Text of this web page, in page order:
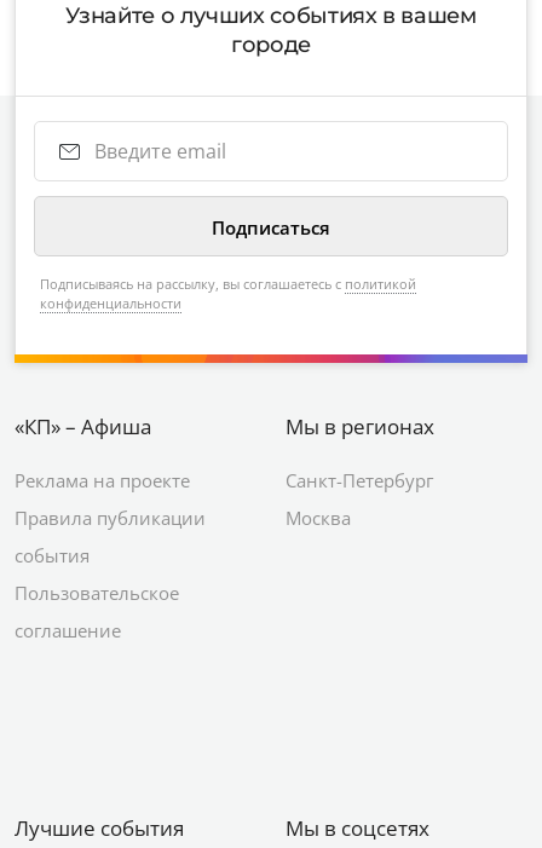
Узнайте о лучших событиях в вашем
городе
Подписываясь на рассылку, вы соглашаетесь с политикой
конфиденциальности
«КП» – Афиша
Реклама на проекте
Правила публикации
события
Пользовательское
соглашение
Мы в регионах
Санкт-Петербург
Москва
Лучшие события Мы в соцсетях